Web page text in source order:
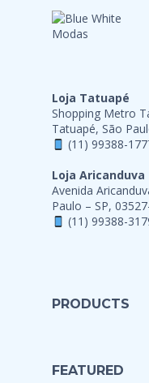
Loja Tatuapé
Shopping Metro
Tatuapé, São
(11) 99388-
Loja Aricanduva
Avenida
Paulo – SP,
(11) 99388-
PRODUCTS
FEATURED